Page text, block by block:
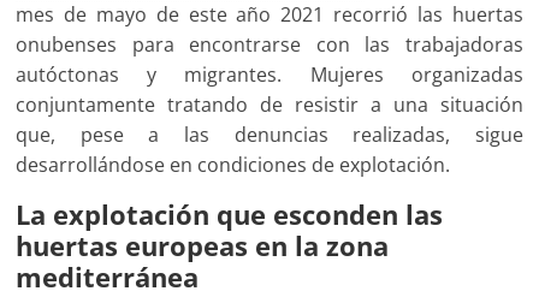
mes de mayo de este año 2021 recorrió las huertas
onubenses para encontrarse con las trabajadoras
autóctonas y migrantes. Mujeres organizadas
conjuntamente tratando de resistir a una situación
que, pese a las denuncias realizadas, sigue
desarrollándose en condiciones de explotación.
La explotación que esconden las
huertas europeas en la zona
mediterránea